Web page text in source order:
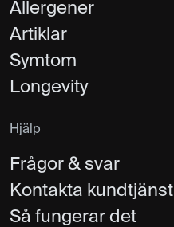
Allergener
Artiklar
Symtom
Longevity
Hjälp
Frågor & svar
Kontakta kundtjänst
Så fungerar det